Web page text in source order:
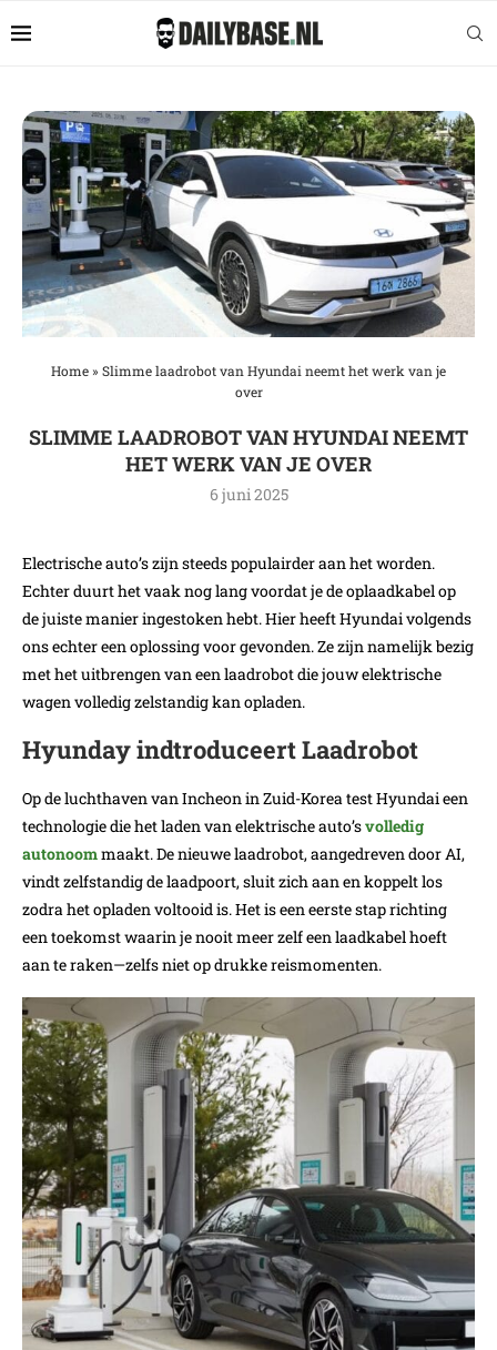
Home» Slimme laadrobot van Hyundai neemt het werk van je
over
SLIMME LAADROBOT VAN HYUNDAI NEEMT
HET WERK VAN JE OVER
6 juni 2025
Electrische auto’s zijn steeds populairder aan het worden.
Echter duurt het vaak nog lang voordat je de oplaadkabel op
de juiste manier ingestoken hebt. Hier heeft Hyundai volgends
ons echter een oplossing voor gevonden. Ze zijn namelijk bezig
met het uitbrengen van een laadrobot die jouw elektrische
wagen volledig zelstandig kan opladen.
Hyunday indtroduceert Laadrobot
Op de luchthaven van Incheon in Zuid-Korea test Hyundai een
technologie die het laden van elektrische auto’svolledig
autonoommaakt. De nieuwe laadrobot, aangedreven door AI,
vindt zelfstandig de laadpoort, sluit zich aan en koppelt los
zodra het opladen voltooid is. Het is een eerste stap richting
een toekomst waarin je nooit meer zelf een laadkabel hoeft
aan te raken—zelfs niet op drukke reismomenten.